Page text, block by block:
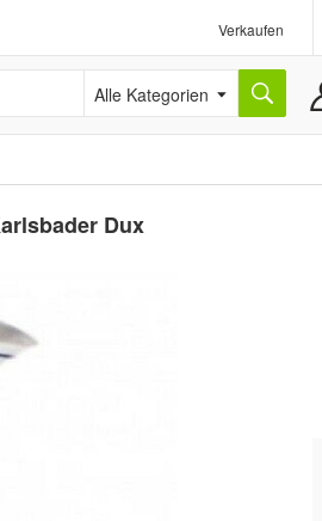
Verkaufen
Alle Kategorien
Dux